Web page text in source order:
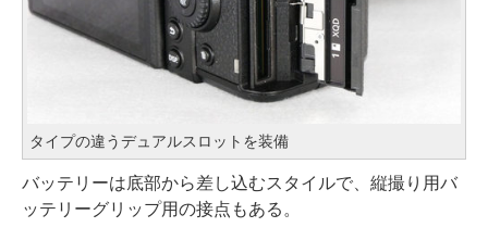
タイプの違うデュアルスロットを装備
バッテリーは底部から差し込むスタイルで、縦撮り用バ
ッテリーグリップ用の接点もある。